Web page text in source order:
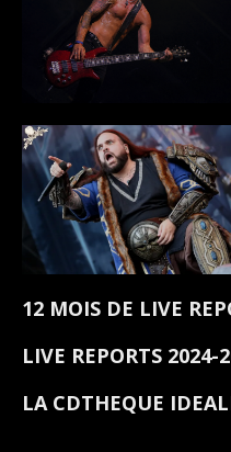
12 MOIS DE LIVE
LIVE REPORTS 2024-
LA CDTHEQUE